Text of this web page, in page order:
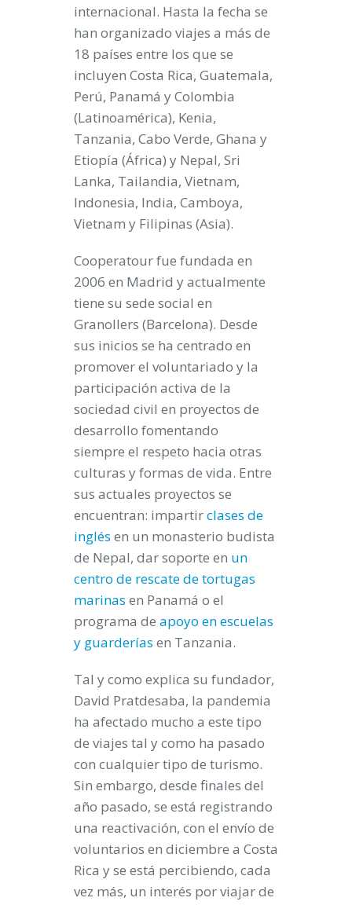
internacional. Hasta la fecha se
han organizado viajes a más de
18 países entre los que se
incluyen Costa Rica, Guatemala,
Perú, Panamá y Colombia
(Latinoamérica), Kenia,
Tanzania, Cabo Verde, Ghana y
Etiopía (África) y Nepal, Sri
Lanka, Tailandia, Vietnam,
Indonesia, India, Camboya,
Vietnam y Filipinas (Asia).
Cooperatour fue fundada en
2006 en Madrid y actualmente
tiene su sede social en
Granollers (Barcelona). Desde
sus inicios se ha centrado en
promover el voluntariado y la
participación activa de la
sociedad civil en proyectos de
desarrollo fomentando
siempre el respeto hacia otras
culturas y formas de vida. Entre
sus actuales proyectos se
encuentran: impartirclases de
inglés en un monasterio budista
de Nepal, dar soporte en un
centro de rescate de tortugas
marinas en Panamá o el
programa de apoyo en escuelas
y guarderías en Tanzania.
Tal y como explica su fundador,
David Pratdesaba, la pandemia
ha afectado mucho a este tipo
de viajes tal y como ha pasado
con cualquier tipo de turismo.
Sin embargo, desde finales del
año pasado, se está registrando
una reactivación, con el envío de
voluntarios en diciembre a Costa
Rica y se está percibiendo, cada
vez más, un interés por viajar de